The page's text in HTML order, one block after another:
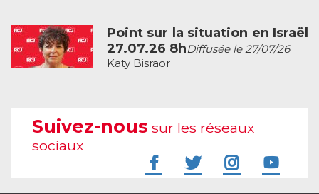
Point sur la situation en Israël
27.07.26 8hDiffusée le 27/07/26
Katy Bisraor
Suivez-nous sur les réseaux
sociaux